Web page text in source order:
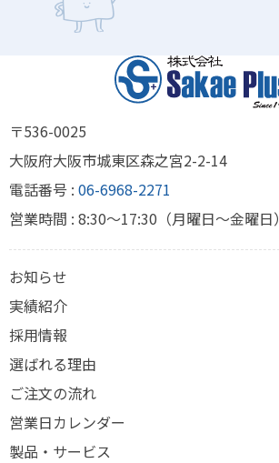
〒536-0025
大阪府大阪市城東区森之宮2-2-14
電話番号 : 06-6968-2271
営業時間 : 8:30～17:30（月曜日～金曜日）
お知らせ
実績紹介
採用情報
選ばれる理由
ご注文の流れ
営業日カレンダー
製品・サービス